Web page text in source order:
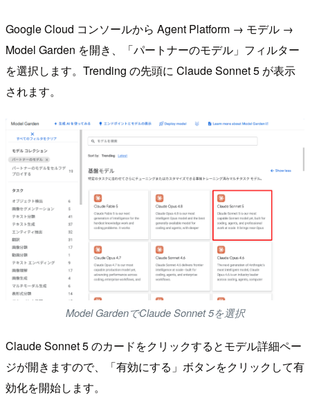
Google Cloud コンソールから Agent Platform → モデル →
Model Garden を開き、「パートナーのモデル」フィルター
を選択します。Trending の先頭に Claude Sonnet 5 が表示
されます。
Model GardenでClaude Sonnet 5を選択
Claude Sonnet 5 のカードをクリックするとモデル詳細ペー
ジが開きますので、「有効にする」ボタンをクリックして有
効化を開始します。